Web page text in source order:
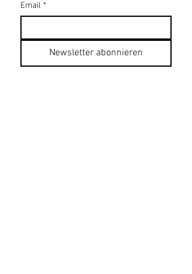
Email *
Newsletter abonnieren